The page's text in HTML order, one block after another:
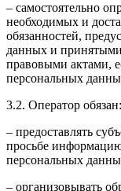
– самостоятельно
необходимых и
обязанностей,
данных и
правовыми актами,
персональных
3.2. Оператор обязан:
– предоставлять
просьбе
персональных
– организовывать